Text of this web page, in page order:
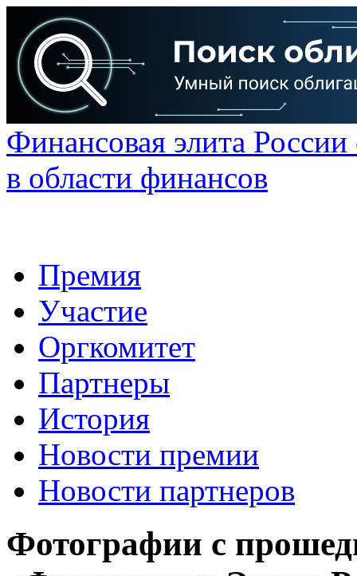
Финансовая элита
в области финансов
Премия
Участие
Оргкомитет
Партнеры
История
Новости премии
Новости партнеров
Фотографии с